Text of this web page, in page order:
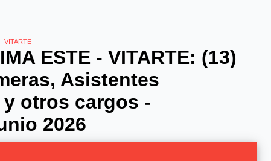
VITARTE
ESTE - VITARTE: (13)
Asistentes
otros cargos -
2026